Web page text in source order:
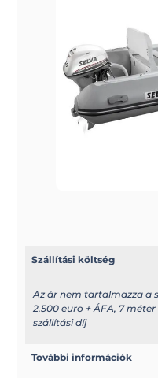
Szállítási költség
Az ár nem tartalmazza a
2.500 euro + ÁFA, 7
szállítási díj
További információk